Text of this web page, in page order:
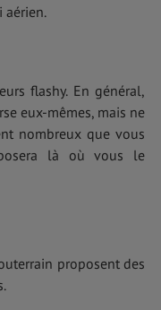
aérien.
flashy. En général,
eux-mêmes, mais ne
nombreux que vous
là où vous le
proposent des